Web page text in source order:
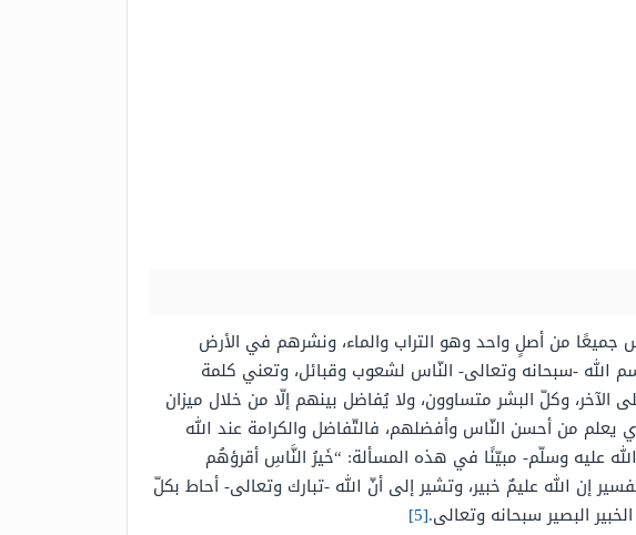
جميعًا من أصلٍ واحد وهو التراب والماء، ونشرهم في الأرض
الله -سبحانه وتعالى- النّاس لشعوب وقبائل، وتعني كلمة
وكلّ البشر متساوون، ولا يُفاضل بينهم إلّا من خلال ميزان
يعلم من أحسن النّاس وأفضلهم، فالتّفاضل والكرامة عند الله
عليه وسلّم- مبيّنًا في هذه المسألة: “خَيرُ النَّاسِ أقرؤهُم
إن الله عليمٌ خبير، وتشير إلى أنّ الله -تبارك وتعالى- أحاط بكلّ
البصير سبحانه وتعالى.[5]